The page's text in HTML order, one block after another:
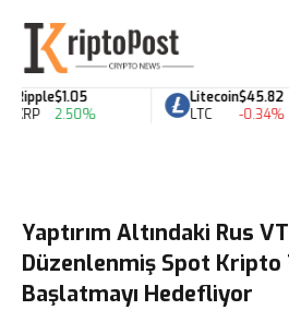
Ripple
XRP
$1.05
2.50%
Litecoin
LTC
$45.82
-0.34%
Yaptırım Altındaki Rus
Düzenlenmiş Spot Kripto
Başlatmayı Hedefliyor